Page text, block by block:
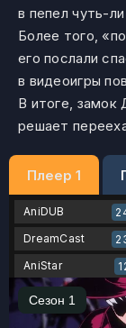
в пепел чуть-
Более того,
его послали
в видеоигры
В итоге, замок
решает
Плеер 1
AniDUB
DreamCast
AniStar